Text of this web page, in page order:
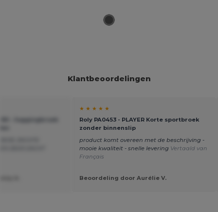
Klantbeoordelingen
★ ★ ★ ★ ★
Roly PA0453 - PLAYER Korte sportbroek
zonder binnenslip
product komt overeen met de beschrijving -
mooie kwaliteit - snelle levering Vertaald van
Français
Beoordeling door Aurélie V.